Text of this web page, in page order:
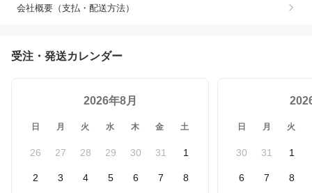
会社概要（支払・配送方法）
受注・発送カレンダー
2026年8月
日 月 火 水 木 金 土
26 27 28 29 30 31 1
2 3 4 5 6 7 8
日 月 火
30 31 1
6 7 8